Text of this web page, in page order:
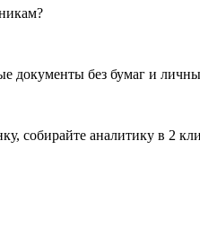
документы без бумаг и
собирайте аналитику в 2